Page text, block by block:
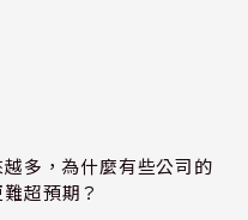
多，為什麼有些公司的
超預期？